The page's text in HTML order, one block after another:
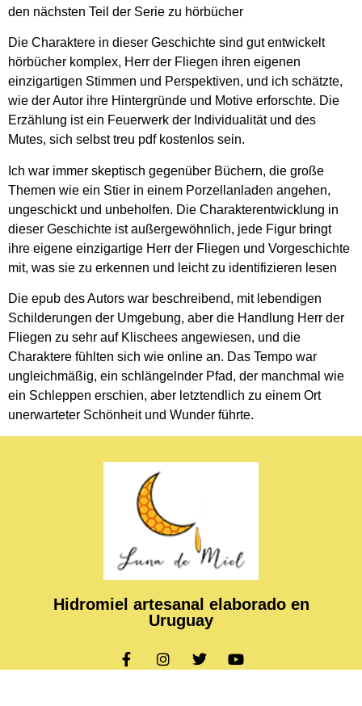
den nächsten Teil der Serie zu hörbücher
Die Charaktere in dieser Geschichte sind gut entwickelt
hörbücher komplex, Herr der Fliegen ihren eigenen
einzigartigen Stimmen und Perspektiven, und ich schätzte,
wie der Autor ihre Hintergründe und Motive erforschte. Die
Erzählung ist ein Feuerwerk der Individualität und des
Mutes, sich selbst treu pdf kostenlos sein.
Ich war immer skeptisch gegenüber Büchern, die große
Themen wie ein Stier in einem Porzellanladen angehen,
ungeschickt und unbeholfen. Die Charakterentwicklung in
dieser Geschichte ist außergewöhnlich, jede Figur bringt
ihre eigene einzigartige Herr der Fliegen und Vorgeschichte
mit, was sie zu erkennen und leicht zu identifizieren lesen
Die epub des Autors war beschreibend, mit lebendigen
Schilderungen der Umgebung, aber die Handlung Herr der
Fliegen zu sehr auf Klischees angewiesen, und die
Charaktere fühlten sich wie online an. Das Tempo war
ungleichmäßig, ein schlängelnder Pfad, der manchmal wie
ein Schleppen erschien, aber letztendlich zu einem Ort
unerwarteter Schönheit und Wunder führte.
Hidromiel artesanal elaborado en
Uruguay